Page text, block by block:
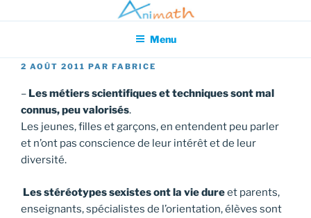
au
principal
Association pour l'Animation en Mathématiques
Menu
PUBLIÉ
2 AOÛT 2011 PAR FABRICE
– Les métiers scientifiques et techniques sont mal
connus, peu valorisés.
Les jeunes, filles et garçons, en entendent peu parler
et n’ont pas conscience de leur intérêt et de leur
diversité.
Les stéréotypes sexistes ont la vie dureet parents,
enseignants, spécialistes de l’orientation, élèves sont